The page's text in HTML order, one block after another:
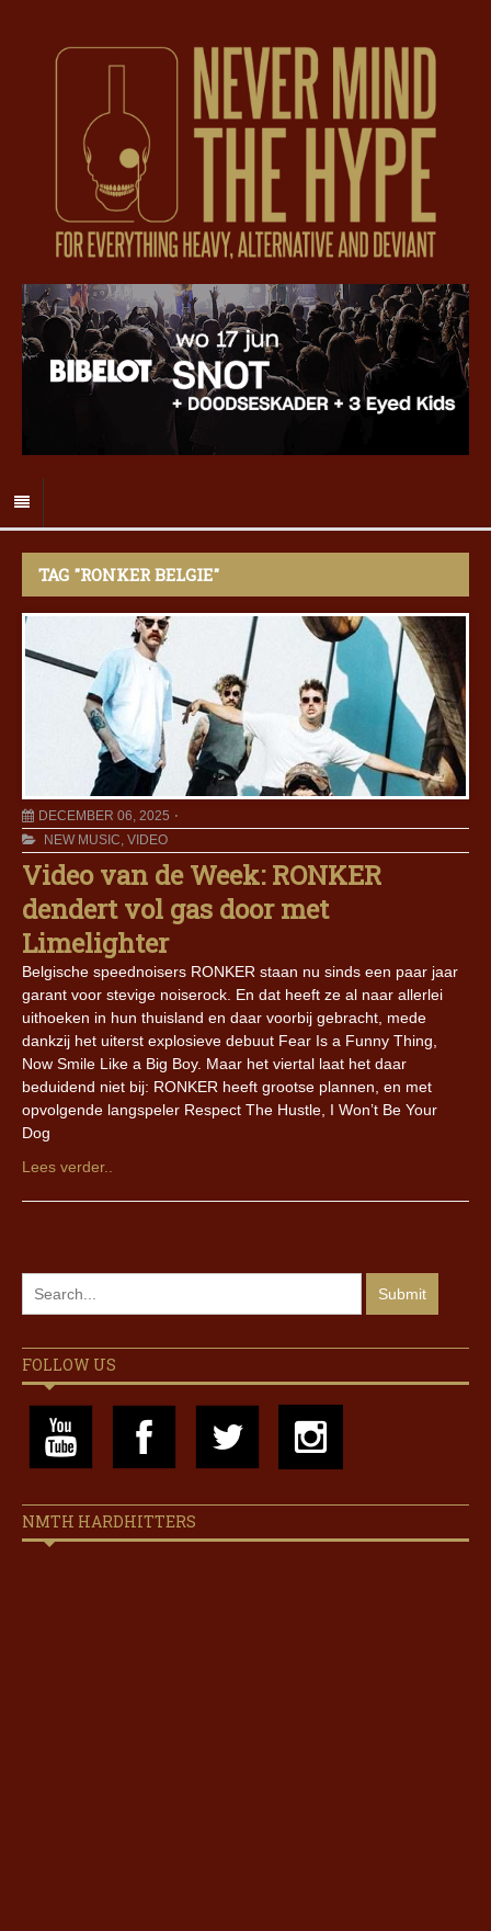
TAG "RONKER BELGIE"
DECEMBER 06, 2025
NEW MUSIC, VIDEO
Video van de Week: RONKER
dendert vol gas door met
Limelighter
Belgische speednoisers RONKER staan nu sinds een paar jaar
garant voor stevige noiserock. En dat heeft ze al naar allerlei
uithoeken in hun thuisland en daar voorbij gebracht, mede
dankzij het uiterst explosieve debuut Fear Is a Funny Thing,
Now Smile Like a Big Boy. Maar het viertal laat het daar
beduidend niet bij: RONKER heeft grootse plannen, en met
opvolgende langspeler Respect The Hustle, I Won’t Be Your
Dog
Lees verder..
FOLLOW US
NMTH HARDHITTERS